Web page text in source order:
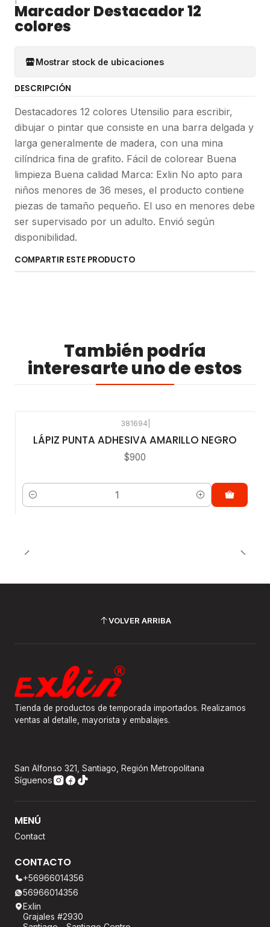
Marcador Destacador 12
colores
Mostrar stock de ubicaciones
DESCRIPCIÓN
Destacadores 12 colores Utensilio para escribir,
dibujar o pintar que consiste en una barra delgada y
larga generalmente de madera, con una mina
cilíndrica fina de grafito. Fácil de colorear Buena
limpieza Buena calidad Marca: Exlin No apto para
niños menores de 36 meses, el producto contiene
piezas de tamaño pequeño. El uso en menores debe
ser supervisado por un adulto. Envió según
disponibilidad.
COMPARTIR ESTE PRODUCTO
También podría
interesarte uno de estos
381694
LÁPIZ PUNTA ADHESIVA AMARILLO NEGRO
$900
Cantidad
VOLVER ARRIBA
Tienda de productos de temporada importados. Realizamos
ventas al detalle, mayorista y embalajes.
San Alfonso 321, Santiago, Región Metropolitana
Síguenos
MENÚ
Contact
CONTACTO
+56966014356
56966014356
Exlin
Grajales #2930